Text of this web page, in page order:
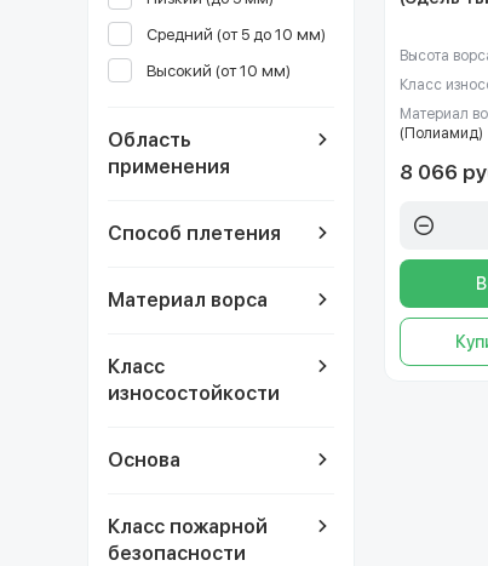
Средний (от 5 до 10 мм)
Высокий (от 10 мм)
Область
применения
Способ плетения
Материал ворса
Класс
износостойкости
Основа
Класс пожарной
безопасности
Высота
Класс
Материал
(Полиамид)
8 066